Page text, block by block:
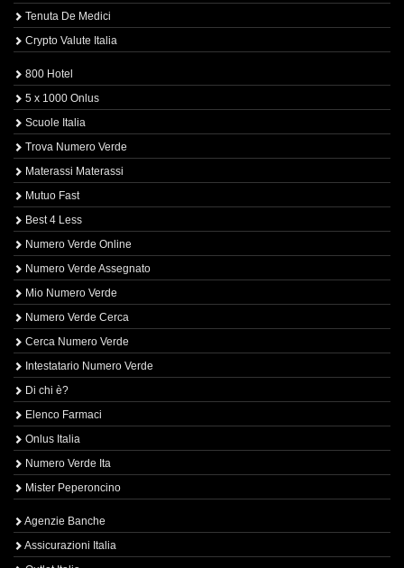
Tenuta De Medici
Crypto Valute Italia
800 Hotel
5 x 1000 Onlus
Scuole Italia
Trova Numero Verde
Materassi Materassi
Mutuo Fast
Best 4 Less
Numero Verde Online
Numero Verde Assegnato
Mio Numero Verde
Numero Verde Cerca
Cerca Numero Verde
Intestatario Numero Verde
Di chi è?
Elenco Farmaci
Onlus Italia
Numero Verde Ita
Mister Peperoncino
Agenzie Banche
Assicurazioni Italia